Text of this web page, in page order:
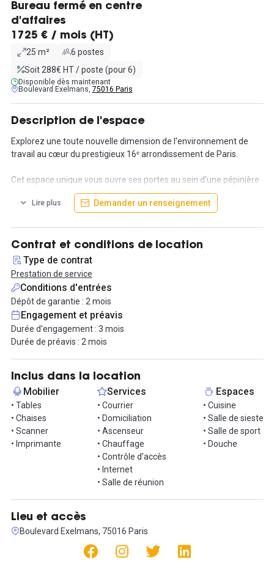
Bureau fermé en centre
d'affaires
1725 € / mois (HT)
25 m²
6 postes
Soit 288€ HT / poste (pour 6)
Disponible dès maintenant
Boulevard Exelmans, 75016 Paris
Description de l'espace
Explorez une toute nouvelle dimension de l'environnement de
travail au cœur du prestigieux 16ᵉ arrondissement de Paris.
Cet espace unique vous ouvre ses portes au sein d'une pépinière
d'entreprises au charme intemporel. Niché dans un immeuble
Art-Déco aux plafonds majestueusement hauts, ce bureau
Chaque recoin a été méticuleusement conçu pour transcender
vos attentes en matière d'inspiration et de productivité. Dès
aujourd'hui, embrassez l'opportunité unique de vous installer
dans ce bureau privatif de 25 m², conçu pour accueillir en toute
sérénité jusqu'à 6 collaborateurs.
Adaptez-vous avec aisance grâce à notre contrat de prestations
de services, vous offrant une flexibilité unique. En effet, une
durée minimale de 3 mois, prolongeable ensuite mois après mois
par une reconduction tacite, vous garantit votre liberté
professionnelle.
Votre espace de travail se transforme en un véritable laboratoire
de réussite, où chaque prestation est une pierre angulaire de
votre épanouissement. Laissez les tracas des charges courantes
entre nos mains expertes, tandis que notre système de
chauffage et d'électricité crée un climat de confort permanent.
Plongez dans l'univers ultra-connecté de la fibre optique
professionnelle, libérant un potentiel Internet à très haut débit.
Accédez avec aisance à 4 salles de réunion privilégiées et
explorez un coin cuisine tout équipé, doté d'un micro-ondes, d'un
réfrigérateur, d'une machine Nespresso et d'une fontaine à eau,
créant ainsi un espace propice à la préparation de repas
Lire plus Demander un renseignement
Contrat et conditions de location
Type de contrat
Prestation de service
Conditions d'entrées
Dépôt de garantie : 2 mois
Engagement et préavis
Durée d'engagement : 3 mois
Durée de préavis : 2 mois
Inclus dans la location
Mobilier
• Tables
• Chaises
• Scanner
• Imprimante
Services
• Courrier
• Domiciliation
• Ascenseur
• Chauffage
• Contrôle d'accès
• Internet
• Salle de réunion
Espaces
• Cuisine
• Salle de sieste
• Salle de sport
• Douche
Lieu et accès
Boulevard Exelmans, 75016 Paris